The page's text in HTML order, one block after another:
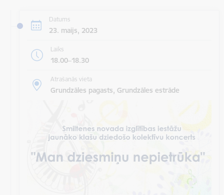
Datums
23. maijs, 2023
Laiks
18.00–18.30
Atrašanās vieta
Grundzāles pagasts, Grundzāles estrāde